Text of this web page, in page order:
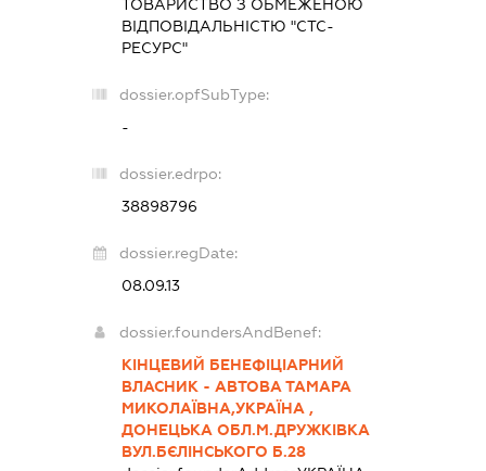
ТОВАРИСТВО З ОБМЕЖЕНОЮ
ВІДПОВІДАЛЬНІСТЮ "СТС-
РЕСУРС"
dossier.opfSubType:
-
dossier.edrpo:
38898796
dossier.regDate:
08.09.13
dossier.foundersAndBenef:
КІНЦЕВИЙ БЕНЕФІЦІАРНИЙ
ВЛАСНИК - АВТОВА ТАМАРА
МИКОЛАЇВНА,УКРАЇНА ,
ДОНЕЦЬКА ОБЛ.М.ДРУЖКІВКА
ВУЛ.БЄЛІНСЬКОГО Б.28